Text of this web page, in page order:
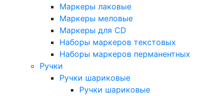
Маркеры лаковые
Маркеры меловые
Маркеры для CD
Наборы маркеров текстовых
Наборы маркеров перманентных
Ручки
Ручки шариковые
Ручки шариковые